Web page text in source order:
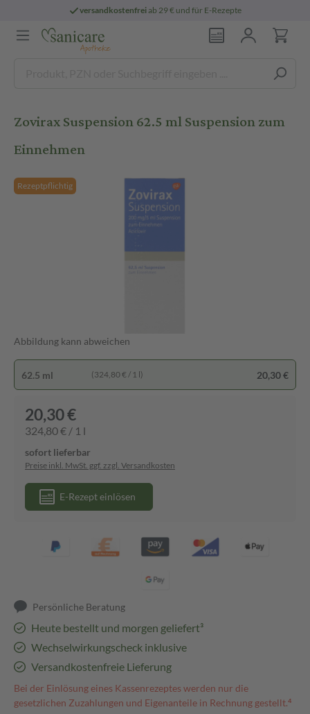
versandkostenfreiab 29 € und für E-Rezepte
Zovirax Suspension 62.5 ml Suspension zum
Einnehmen
Rezeptpflichtig
Abbildung kann abweichen
62.5 ml (324,80 € / 1 l) 20,30 €
20,30 €
324,80 € / 1 l
sofort lieferbar
Preise inkl. MwSt. ggf. zzgl. Versandkosten
E-Rezept einlösen
Persönliche Beratung
Heute bestellt und morgen geliefert³
Wechselwirkungscheck inklusive
Versandkostenfreie Lieferung
Bei der Einlösung eines Kassenrezeptes werden nur die
gesetzlichen Zuzahlungen und Eigenanteile in Rechnung gestellt.⁴